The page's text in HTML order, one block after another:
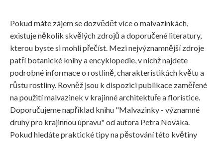
Pokud máte zájem se dozvědět více o malvazinkách,
existuje několik skvělých zdrojů a doporučené literatury,
kterou byste si mohli přečíst. Mezi nejvýznamnější zdroje
patří botanické knihy a encyklopedie, v nichž najdete
podrobné informace o rostlině, charakteristikách květu a
růstu rostliny. Rovněž jsou k dispozici publikace zaměřené
na použití malvazinek v krajinné architektuře a floristice.
Doporučujeme například knihu "Malvazinky - významné
druhy pro krajinnou úpravu" od autora Petra Nováka.
Pokud hledáte praktické tipy na pěstování této květiny